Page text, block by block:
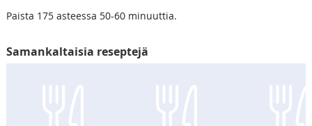
Paista 175 asteessa 50-60 minuuttia.
Samankaltaisia reseptejä